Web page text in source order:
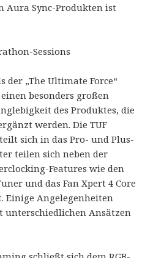
Aura Sync-Produkten ist
Sessions
der „The Ultimate Force“
besonders großen
des Produktes, die
werden. Die TUF
sich in das Pro- und Plus-
teilen sich neben der
Features wie den
und das Fan Xpert 4 Core
Einige Angelegenheiten
unterschiedlichen Ansätzen